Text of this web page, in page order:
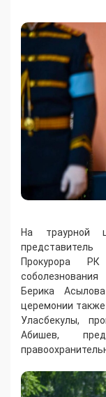
На траурной
Прокурора
Берика
церемонии
Уласбекулы,
Абишев,